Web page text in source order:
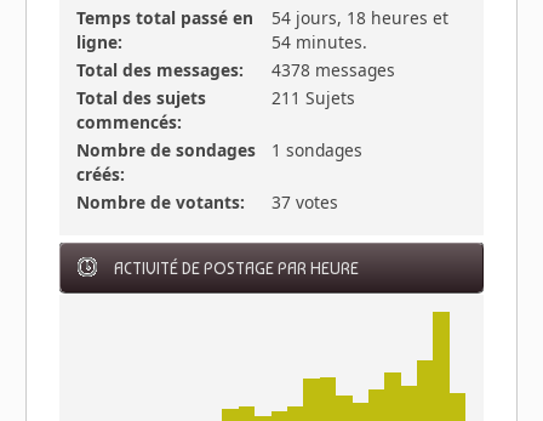
Temps total passé en
ligne:
54 jours, 18 heures et
54 minutes.
Total des messages:
4378 messages
Total des sujets
commencés:
211 Sujets
Nombre de sondages
créés:
1 sondages
Nombre de votants: 37 votes
ACTIVITÉ DE POSTAGE PAR HEURE